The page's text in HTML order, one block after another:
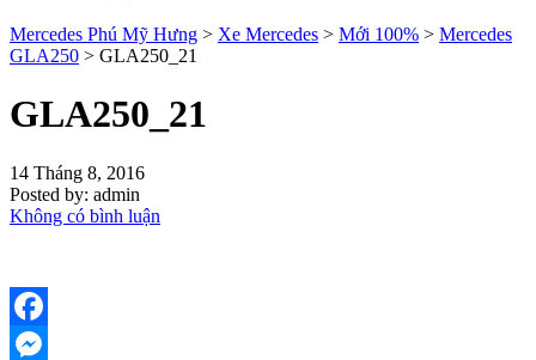
Mercedes Phú Mỹ Hưng > Xe Mercedes > Mới 100% > Mercedes
GLA250 > GLA250_21
GLA250_21
14 Tháng 8, 2016
Posted by: admin
Không có bình luận
Facebook